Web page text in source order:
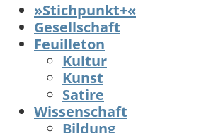
»Stichpunkt+«
Gesellschaft
Feuilleton
Kultur
Kunst
Satire
Wissenschaft
Bildung